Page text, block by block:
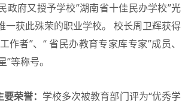
府又授予学校”湖南省十佳民办学校”光
一获此殊荣的职业学校。 校长周卫辉获得
作者”、“ 省民办教育专家库专家”成员、
等称号。
荣誉： 学校多次被教育部门评为“优秀学